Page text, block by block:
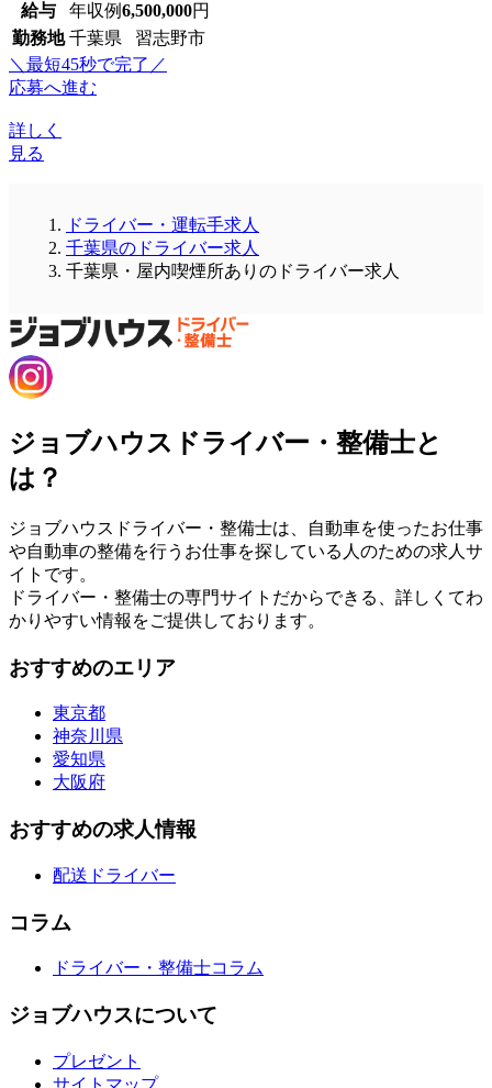
給与 年収例6,500,000円
勤務地 千葉県 習志野市
＼最短45秒で完了／
応募へ進む
詳しく
見る
ドライバー・運転手求人
千葉県のドライバー求人
千葉県・屋内喫煙所ありのドライバー求人
ジョブハウスドライバー・整備士と
は？
ジョブハウスドライバー・整備士は、自動車を使ったお仕事
や自動車の整備を行うお仕事を探している人のための求人サ
イトです。
ドライバー・整備士の専門サイトだからできる、詳しくてわ
かりやすい情報をご提供しております。
おすすめのエリア
東京都
神奈川県
愛知県
大阪府
おすすめの求人情報
配送ドライバー
コラム
ドライバー・整備士コラム
ジョブハウスについて
プレゼント
サイトマップ